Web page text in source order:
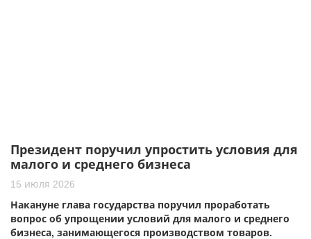
Президент поручил упростить условия для
малого и среднего бизнеса
15 июля 2026
Накануне глава государства поручил проработать
вопрос об упрощении условий для малого и среднего
бизнеса, занимающегося производством товаров.